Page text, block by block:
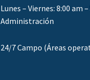
Lunes – Viernes: 8:00 am
Administración
24/7 Campo (Áreas